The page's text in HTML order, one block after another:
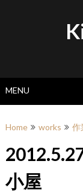
MENU
Home works 作
小屋